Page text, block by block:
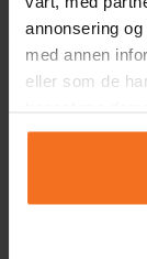
annonsering
med annen
eller som de
-10%